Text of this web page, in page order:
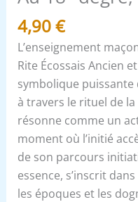
4,90€
L’enseignement
Rite Écossais Ancien
symbolique
à travers le rituel de
résonne comme un
moment où l’initié
de son parcours
essence, s’inscrit
les époques et les